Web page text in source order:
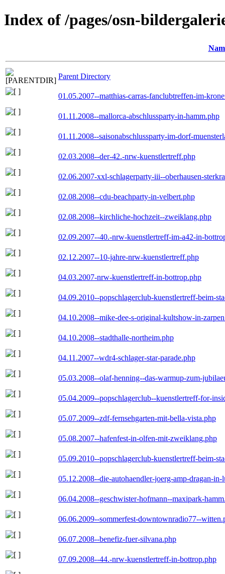
Index of /pages/osn-
Parent Directory
01.05.2007--matthias-carras-fanclubtreffen-im-
01.11.2008--mallorca-abschlussparty-in-hamm.php
01.11.2008--saisonabschlussparty-im-dorf-
02.03.2008--der-42.-nrw-kuenstlertreff.php
02.06.2007-xxl-schlagerparty-iii--oberhausen-
02.08.2008--cdu-beachparty-in-velbert.php
02.08.2008--kirchliche-hochzeit--zweiklang.php
02.09.2007--40.-nrw-kuenstlertreff-im-a42-in-
02.12.2007--10-jahre-nrw-kuenstlertreff.php
04.03.2007-nrw-kuenstlertreff-in-bottrop.php
04.09.2010--popschlagerclub-kuenstlertreff-beim-
04.10.2008--mike-dee-s-original-kultshow-in-
04.10.2008--stadthalle-northeim.php
04.11.2007--wdr4-schlager-star-parade.php
05.03.2008--olaf-henning--das-warmup-zum-
05.04.2009--popschlagerclub--kuenstlertreff-for-
05.07.2009--zdf-fernsehgarten-mit-bella-vista.php
05.08.2007--hafenfest-in-olfen-mit-zweiklang.php
05.09.2010--popschlagerclub-kuenstlertreff-beim-
05.12.2008--die-autohaendler-joerg-amp-dragan-in-
06.04.2008--geschwister-hofmann--maxipark-
06.06.2009--sommerfest-downtownradio77--
06.07.2008--benefiz-fuer-silvana.php
07.09.2008--44.-nrw-kuenstlertreff-in-bottrop.php